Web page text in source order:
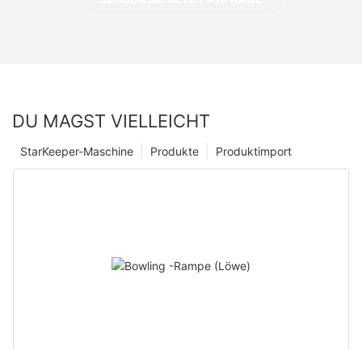
DU MAGST VIELLEICHT
Produktimport
Produkte
StarKeeper-Maschine